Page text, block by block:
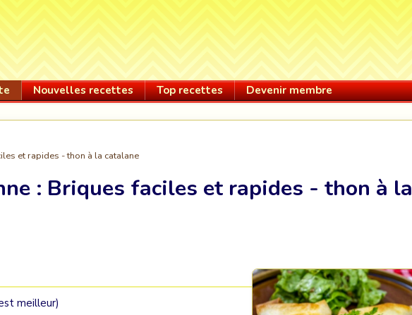
Nouvelles recettes Top recettes Devenir membre
et rapides - thon à la catalane
: Briques faciles et rapides - thon à la
meilleur)